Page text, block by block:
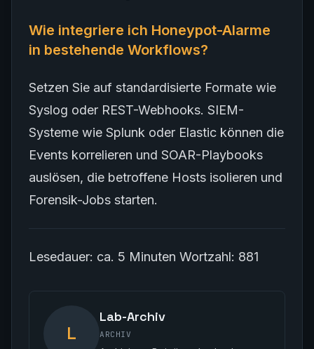
Wie integriere ich Honeypot-Alarme
in bestehende Workflows?
Setzen Sie auf standardisierte Formate wie
Syslog oder REST-Webhooks. SIEM-
Systeme wie Splunk oder Elastic können die
Events korrelieren und SOAR-Playbooks
auslösen, die betroffene Hosts isolieren und
Forensik-Jobs starten.
Lesedauer: ca. 5 Minuten Wortzahl: 881
L
Lab-Archiv
ARCHIV